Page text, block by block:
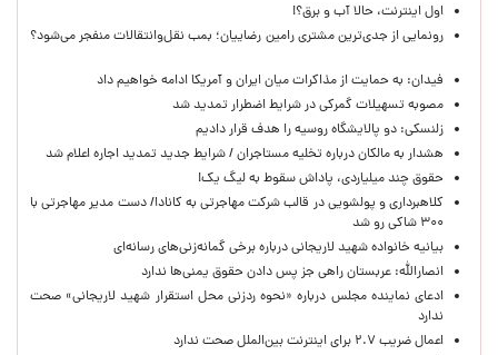
اول اینترنت، حالا آب و برق؟!
رونمایی از جدی‌ترین مشتری رامین رضاییان؛ بمب نقل‌وانتقالات منفجر می‌شود؟
فیدان: به حمایت از مذاکرات میان ایران و آمریکا ادامه خواهیم داد
مصوبه تسهیلات گمرکی در شرایط اضطرار تمدید شد
زلنسکی: دو پالایشگاه روسیه را هدف قرار دادیم
هشدار به مالکان درباره تخلیه مستاجران / شرایط جدید تمدید اجاره اعلام شد
حقوق چند میلیاردی، پاداش سقوط به لیگ یک!
کلاهبرداری و پولشویی در قالب شرکت مهاجرتی به کانادا/ دست مدیر مهاجرتی با
۳۰۰ شاکی رو شد
بیانیه خانواده شهید لاریجانی درباره برخی گمانه‌زنی‌های رسانه‌ای
انصارالله: عربستان راهی جز پس دادن حقوق یمنی‌ها ندارد
ادعای نماینده مجلس درباره «نحوه ردزنی محل استقرار شهید لاریجانی» صحت
ندارد
اعمال ضریب ۲.۷ برای اینترنت بین‌الملل صحت ندارد